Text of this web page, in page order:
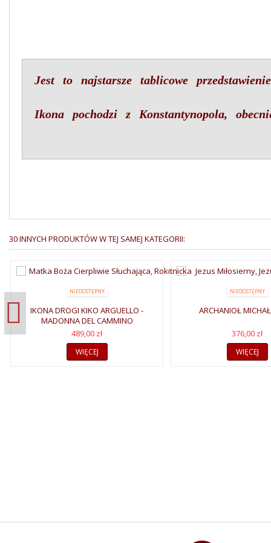
Jest to najstarsze tablicowe
Ikona pochodzi z Konstantynopola,
30 INNYCH PRODUKTÓW W TEJ SAMEJ KATEGORII:
NIEDOSTĘPNY
IKONA DROGI KIKO ARGUELLO -
MADONNA DEL CAMMINO
489,00 zł
WIĘCEJ
NIEDOSTĘPNY
ARCHANIOŁ
376,00 zł
WIĘCEJ